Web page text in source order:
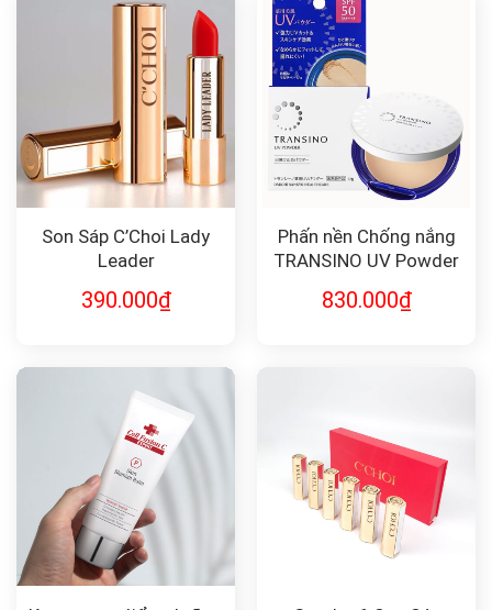
Son Sáp C’Choi Lady
Leader
390.000₫
Phấn nền Chống nắng
TRANSINO UV Powder
830.000₫